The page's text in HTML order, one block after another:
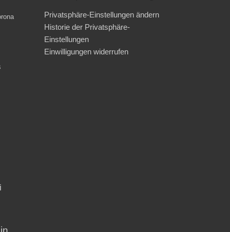
Privatsphäre-Einstellungen ändern
Historie der Privatsphäre-
Einstellungen
Einwilligungen widerrufen